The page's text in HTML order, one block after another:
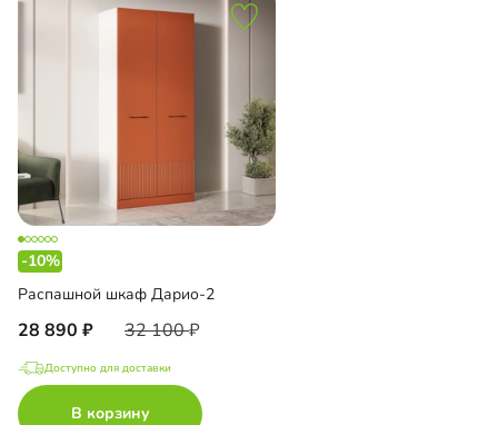
-10%
Распашной шкаф Дарио-2
28 890 32 100
Доступно для доставки
В корзину